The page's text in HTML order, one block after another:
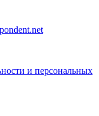
и персональных